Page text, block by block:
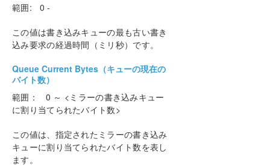
範囲: 0 -
この値は書き込みキューの最も古い書き
込み要求の経過時間（ミリ秒）です。
Queue Current Bytes（キューの現在の
バイト数）
範囲： 0 ～ <ミラーの書き込みキュー
に割り当てられたバイト数>
この値は、指定されたミラーの書き込み
キューに割り当てられたバイト数を表し
ます。